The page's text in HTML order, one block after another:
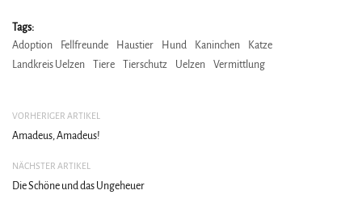
Tags:
Adoption
Fellfreunde Haustier Hund Kaninchen
Katze
Landkreis Uelzen
Tiere Tierschutz Uelzen Vermittlung
VORHERIGER ARTIKEL
Amadeus, Amadeus!
NÄCHSTER ARTIKEL
Die Schöne und das Ungeheuer